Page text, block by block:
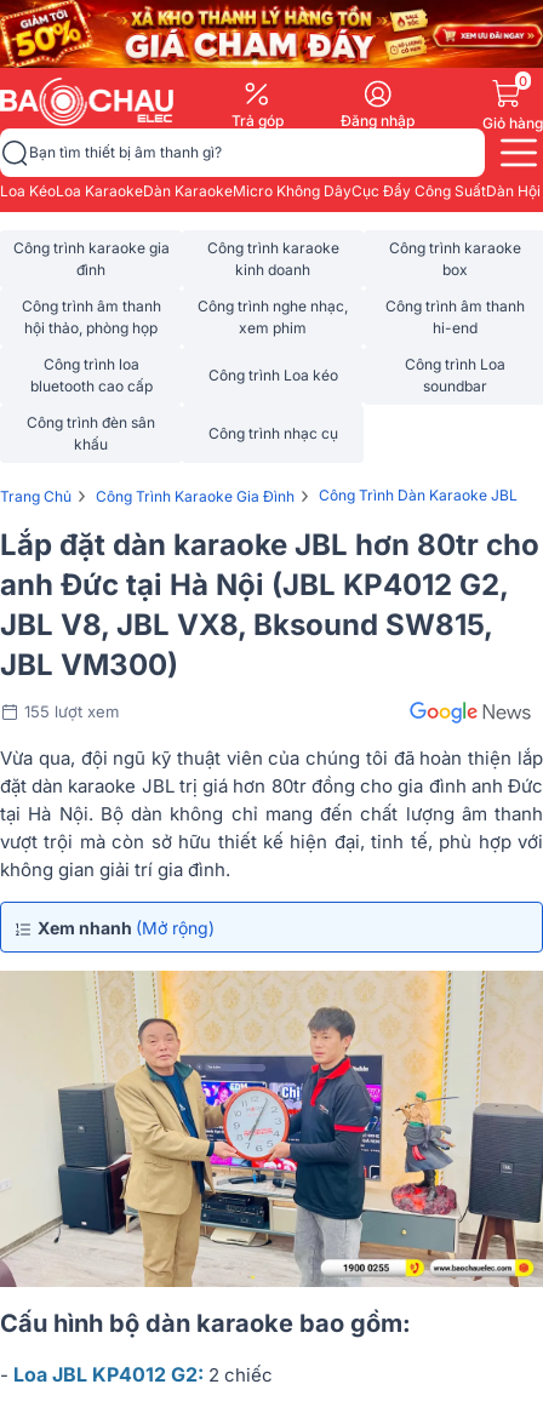
Trả góp Đăng nhập
0
Giỏ hàng
Bạn tìm thiết bị âm thanh gì?
Loa KéoLoa KaraokeDàn KaraokeMicro Không DâyCục Đẩy Công SuấtDàn
Công trình karaoke gia
đình
Công trình karaoke
kinh doanh
Công trình karaoke
box
Công trình âm thanh
hội thảo, phòng họp
Công trình nghe nhạc,
xem phim
Công trình âm thanh
hi-end
Công trình loa
bluetooth cao cấp
Công trình Loa kéo
Công trình Loa
soundbar
Công trình đèn sân
khấu
Công trình nhạc cụ
Trang Chủ › Công Trình Karaoke Gia Đình › Công Trình Dàn Karaoke JBL
Lắp đặt dàn karaoke JBL hơn 80tr cho
anh Đức tại Hà Nội (JBL KP4012 G2,
JBL V8, JBL VX8, Bksound SW815,
JBL VM300)
155 lượt xem
Vừa qua, đội ngũ kỹ thuật viên của chúng tôi đã hoàn thiện lắp
đặt dàn karaoke JBL trị giá hơn 80tr đồng cho gia đình anh Đức
tại Hà Nội. Bộ dàn không chỉ mang đến chất lượng âm thanh
vượt trội mà còn sở hữu thiết kế hiện đại, tinh tế, phù hợp với
không gian giải trí gia đình.
Xem nhanh (Mở rộng)
Cấu hình bộ dàn karaoke bao gồm:
- Loa JBL KP4012 G2: 2 chiếc